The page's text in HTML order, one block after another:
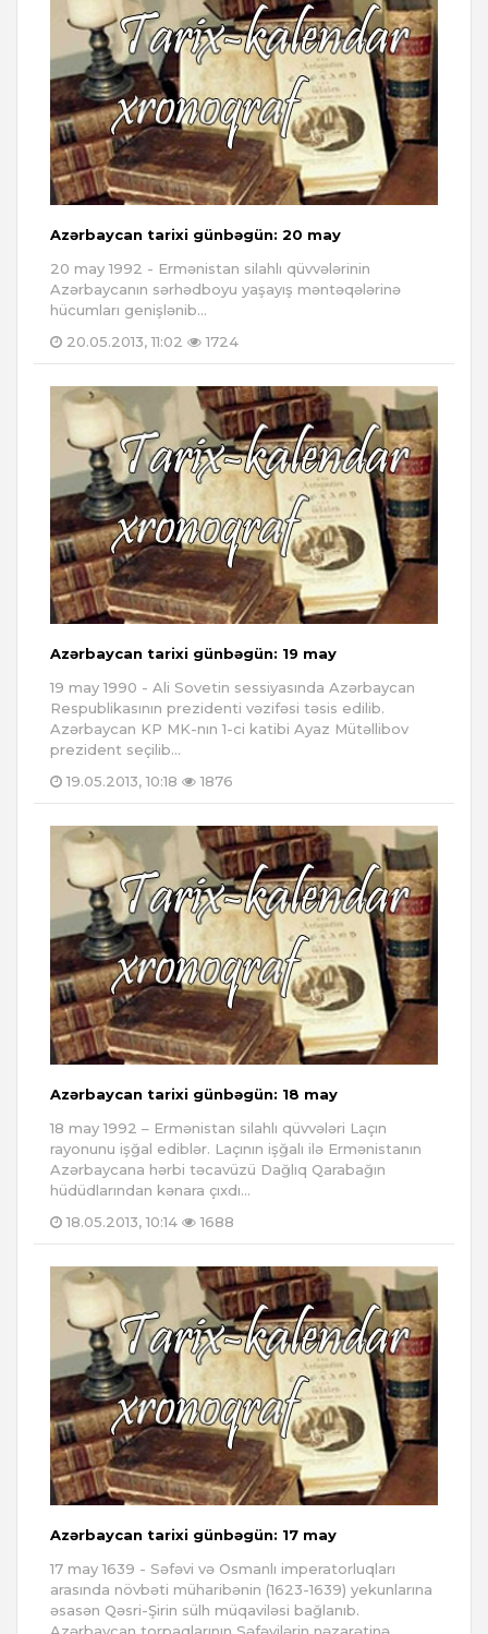
Azərbaycan tarixi günbəgün: 20 may
20 may 1992 - Ermənistan silahlı qüvvələrinin
Azərbaycanın sərhədboyu yaşayış məntəqələrinə
hücumları genişlənib...
20.05.2013, 11:02
1724
Azərbaycan tarixi günbəgün: 19 may
19 may 1990 - Ali Sovetin sessiyasında Azərbaycan
Respublikasının prezidenti vəzifəsi təsis edilib.
Azərbaycan KP MK-nın 1-ci katibi Ayaz Mütəllibov
prezident seçilib...
19.05.2013, 10:18
1876
Azərbaycan tarixi günbəgün: 18 may
18 may 1992 – Ermənistan silahlı qüvvələri Laçın
rayonunu işğal ediblər. Laçının işğalı ilə Ermənistanın
Azərbaycana hərbi təcavüzü Dağlıq Qarabağın
hüdüdlarından kənara çıxdı...
18.05.2013, 10:14
1688
Azərbaycan tarixi günbəgün: 17 may
17 may 1639 - Səfəvi və Osmanlı imperatorluqları
arasında növbəti müharibənin (1623-1639) yekunlarına
əsasən Qəsri-Şirin sülh müqaviləsi bağlanıb.
Azərbaycan torpaqlarının Səfəvilərin nəzarətinə